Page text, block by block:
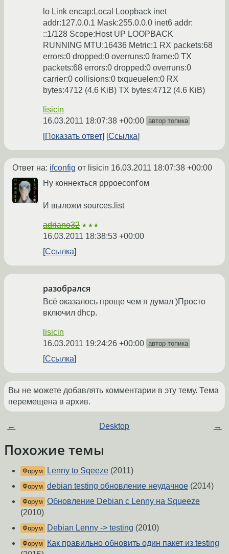
lo Link encap:Local Loopback inet
addr:127.0.0.1 Mask:255.0.0.0 inet6 addr:
::1/128 Scope:Host UP LOOPBACK
RUNNING MTU:16436 Metric:1 RX packets:68
errors:0 dropped:0 overruns:0 frame:0 TX
packets:68 errors:0 dropped:0 overruns:0
carrier:0 collisions:0 txqueuelen:0 RX
bytes:4712 (4.6 KiB) TX bytes:4712 (4.6 KiB)
lisicin
16.03.2011 18:07:38 +00:00 автор топика
Показать ответ Ссылка
Ответ на: ifconfig от lisicin 16.03.2011 18:07:38 +00:00
Ну коннекться pppoeconf'ом
И выложи sources.list
adriano32 ★★★
16.03.2011 18:38:53 +00:00
Ссылка
разобрался
Всё оказалось проще чем я думал )Просто
включил dhcp.
lisicin
16.03.2011 19:24:26 +00:00 автор топика
Ссылка
Вы не можете добавлять комментарии в эту тему. Тема
перемещена в архив.
← Desktop →
Похожие темы
Форум Lenny to Sqeeze (2011)
Форум debian testing обновление неудачное (2014)
Форум Обновление Debian с Lenny на Squeeze
(2010)
Форум Debian Lenny -> testing (2010)
Форум
Как правильно обновить один пакет из testing